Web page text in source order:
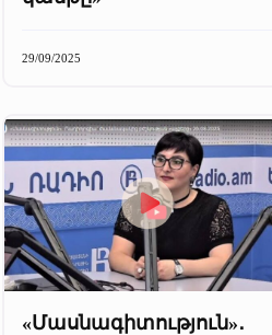
29/09/2025
«Մասնագիտություն»․